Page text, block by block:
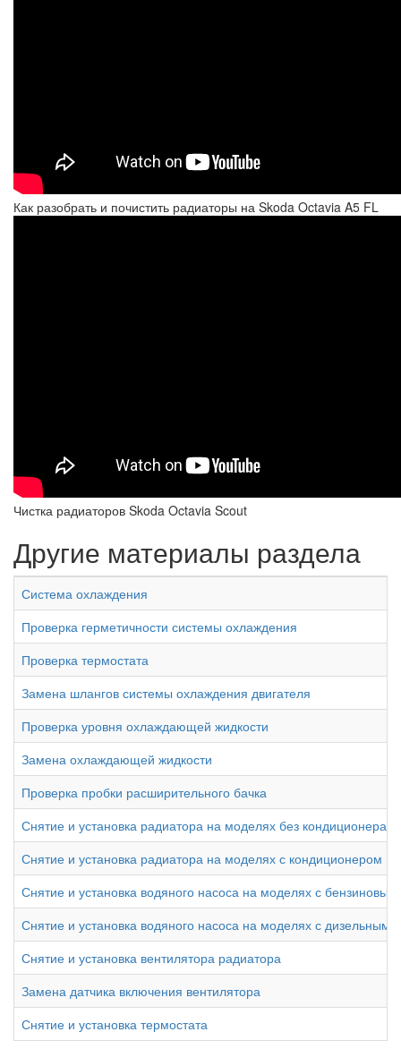
Как разобрать и почистить радиаторы на Skoda Octavia A5 FL
Чистка радиаторов Skoda Octavia Scout
Другие материалы раздела
Система охлаждения
Проверка герметичности системы охлаждения
Проверка термостата
Замена шлангов системы охлаждения двигателя
Проверка уровня охлаждающей жидкости
Замена охлаждающей жидкости
Проверка пробки расширительного бачка
Снятие и установка радиатора на моделях без кондиционера
Снятие и установка радиатора на моделях с кондиционером
Снятие и установка водяного насоса на моделях с
Снятие и установка водяного насоса на моделях с
Снятие и установка вентилятора радиатора
Замена датчика включения вентилятора
Снятие и установка термостата